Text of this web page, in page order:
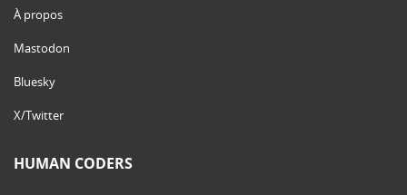
À propos
Mastodon
Bluesky
X/Twitter
HUMAN CODERS